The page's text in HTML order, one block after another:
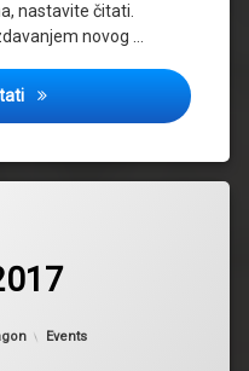
nastavite čitati.
novog …
Kakvu to politiku Konami
11/06/2017
Kategorije:
Events